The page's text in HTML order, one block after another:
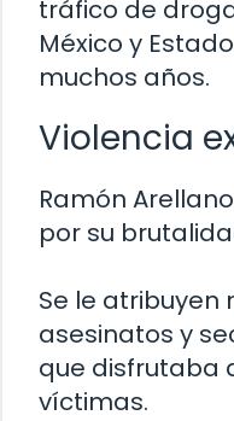
tráfico de
México y
muchos años.
Violencia
Ramón
por su
Se le atribuyen
asesinatos y
que disfrutaba
víctimas.